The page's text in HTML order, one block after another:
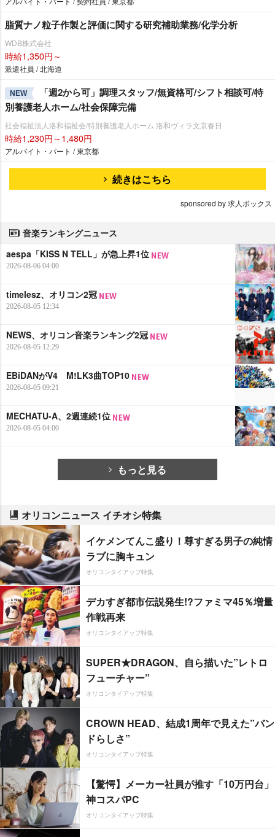
脂質ナノ粒子作製と評価に関する研究補助業務/化学分析
WDB株式会社
時給1,350円～
派遣社員 / 北海道
NEW
「週2から可」調理スタッフ/無資格可/シフト相談可/特
別養護老人ホーム/社会保障完備
社会福祉法人洛和福祉会/特別養護老人ホーム 洛和ヴィラ文京春日
時給1,230円～1,480円
アルバイト・パート / 東京都
続きはこちら
sponsored by 求人ボックス
音楽ランキングニュース
aespa「KISS N TELL」が急上昇1位
2026-08-06 04:00
timelesz、オリコン2冠
2026-08-05 12:34
NEWS、オリコン音楽ランキング2冠
2026-08-05 12:29
EBiDANがV4 M!LK3曲TOP10
2026-08-05 09:21
MECHATU-A、2週連続1位
2026-08-05 04:00
もっと見る
オリコンニュース イチオシ特集
イケメンてんこ盛り！尊すぎる男子の純情
ラブに胸キュン
オリコンタイアップ特集
デカすぎ都市伝説発生!?ファミマ45％増量
作戦再来
オリコンタイアップ特集
SUPER★DRAGON、自ら描いた”レトロ
フューチャー”
オリコンタイアップ特集
CROWN HEAD、結成1周年で見えた”バン
ドらしさ”
オリコンタイアップ特集
【驚愕】メーカー社員が推す「10万円台」
神コスパPC
オリコンタイアップ特集